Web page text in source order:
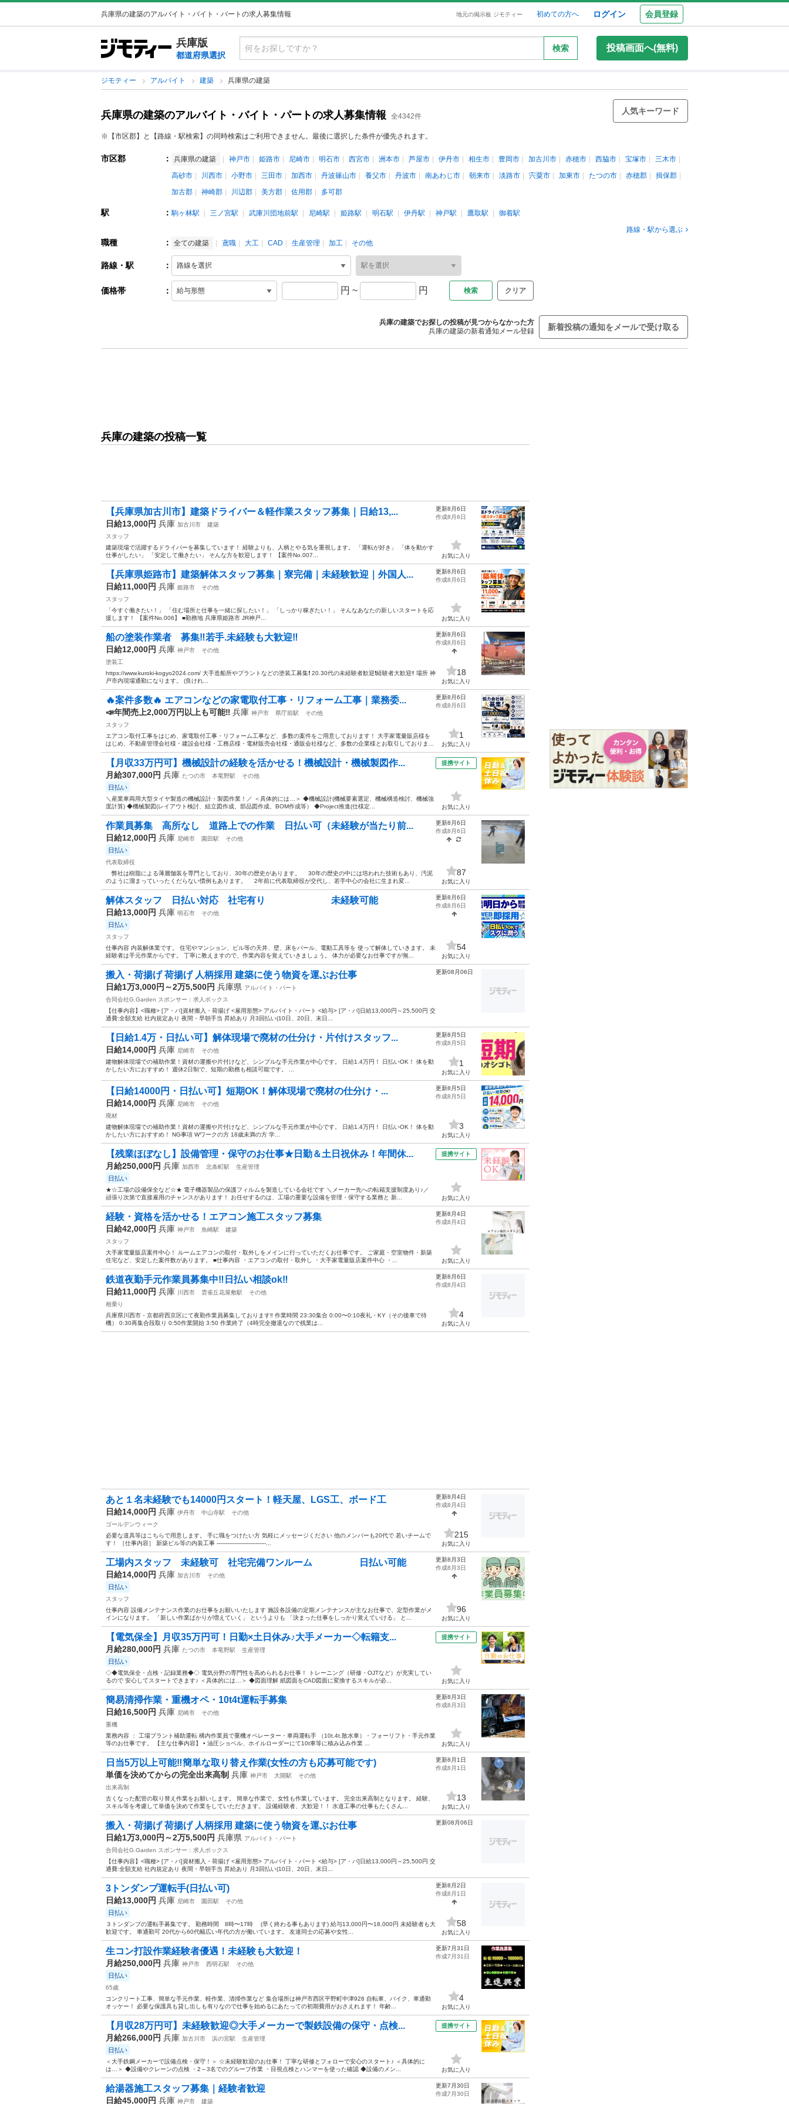
兵庫県の建築のアルバイト・バイト・パートの求人募集情報 地元の掲示板 ジモティー 初めての方へ ログイン 会員登録
兵庫版
都道府県選択
検索 投稿画面へ(無料)
ジモティー アルバイト 建築 兵庫県の建築
兵庫県の建築のアルバイト・バイト・パートの求人募集情報 全4342件
人気キーワード
※【市区郡】と【路線・駅検索】の同時検索はご利用できません。最後に選択した条件が優先されます。
市区郡 ： 兵庫県の建築 神戸市 姫路市 尼崎市 明石市 西宮市 洲本市 芦屋市 伊丹市 相生市 豊岡市 加古川市 赤穂市 西脇市 宝塚市
三木市
高砂市
川西市 小野市 三田市 加西市 丹波篠山市 養父市 丹波市 南あわじ市 朝来市 淡路市 宍粟市 加東市 たつの市 赤穂郡
揖保郡
加古郡
神崎郡 川辺郡 美方郡 佐用郡 多可郡
駅 ： 駒ヶ林駅 三ノ宮駅 武庫川団地前駅 尼崎駅 姫路駅 明石駅 伊丹駅 神戸駅 鷹取駅
御着駅
路線・駅から選ぶ
職種 ： 全ての建築 鳶職 大工 CAD 生産管理 加工 その他
路線・駅 ：
価格帯 ： 円 ~ 円 クリア
兵庫の建築でお探しの投稿が見つからなかった方
兵庫の建築の新着通知メール登録
新着投稿の通知をメールで受け取る
兵庫の建築の投稿一覧
【兵庫県加古川市】建築ドライバー＆軽作業スタッフ募集｜日給13,...
日給13,000円 兵庫 加古川市
建築
スタッフ
建築現場で活躍するドライバーを募集しています！ 経験よりも、人柄とやる気を重視します。 「運転が好き」 「体を動かす
仕事がしたい」 「安定して働きたい」 そんな方を歓迎します！ 【案件No.007...
更新8月6日
作成8月6日
お気に入り
【兵庫県姫路市】建築解体スタッフ募集｜寮完備｜未経験歓迎｜外国人...
日給11,000円 兵庫 姫路市
その他
スタッフ
「今すぐ働きたい！」 「住む場所と仕事を一緒に探したい！」 「しっかり稼ぎたい！」 そんなあなたの新しいスタートを応
援します！ 【案件No.006】 ■勤務地 兵庫県姫路市 JR神戸...
更新8月6日
作成8月6日
お気に入り
船の塗装作業者 募集‼️若手.未経験も大歓迎‼️
日給12,000円 兵庫 神戸市
その他
塗装工
https://www.kuroki-kogyo2024.com/ 大手造船所やプラントなどの塗装工募集❗️ 20.30代の未経験者歓迎❗️経験者大歓迎‼️ 場所 神
戸市内現場通勤になります。 (良けれ...
更新8月6日
作成8月6日
18
お気に入り
🔥案件多数🔥 エアコンなどの家電取付工事・リフォーム工事｜業務委...
📣年間売上2,000万円以上も可能‼️ 兵庫 神戸市 県庁前駅
その他
スタッフ
エアコン取付工事をはじめ、家電取付工事・リフォーム工事など、多数の案件をご用意しております！ 大手家電量販店様を
はじめ、不動産管理会社様・建設会社様・工務店様・電材販売会社様・通販会社様など、多数の企業様とお取引しておりま...
更新8月6日
作成8月6日
1
お気に入り
【月収33万円可】機械設計の経験を活かせる！機械設計・機械製図作...
月給307,000円 兵庫 たつの市 本竜野駅 その他
日払い
＼産業車両用大型タイヤ製造の機械設計・製図作業！／ ＜具体的には…＞ ◆機械設計(機械要素選定、機械構造検討、機械強
度計算) ◆機械製図(レイアウト検討、組立図作成、部品図作成、BOM作成等） ◆Project推進(仕様定...
提携サイト
お気に入り
作業員募集 高所なし 道路上での作業 日払い可（未経験が当たり前...
日給12,000円 兵庫 尼崎市 園田駅 その他
日払い
代表取締役
弊社は樹脂による薄層舗装を専門としており、30年の歴史があります。 30年の歴史の中には培われた技術もあり、汚泥
のように溜まっていったくだらない慣例もあります。 2年前に代表取締役が交代し、若手中心の会社に生まれ変...
更新8月6日
作成8月6日
87
お気に入り
解体スタッフ 日払い対応 社宅有り 未経験可能
日給13,000円 兵庫 明石市 その他
日払い
スタッフ
仕事内容 内装解体業です。 住宅やマンション、ビル等の天井、壁、床をバール、電動工具等を 使って解体していきます。 未
経験者は手元作業からです。 丁寧に教えますので、作業内容を覚えていきましょう。 体力が必要なお仕事ですが無...
更新8月6日
作成8月6日
54
お気に入り
搬入・荷揚げ 荷揚げ 人柄採用 建築に使う物資を運ぶお仕事
日給1万3,000円～2万5,500円 兵庫県 アルバイト・パート
合同会社G.Garden スポンサー：求人ボックス
【仕事内容】<職種> [ア・パ]資材搬入・荷揚げ <雇用形態> アルバイト・パート <給与> [ア・パ]日給13,000円～25,500円 交
通費:全額支給 社内規定あり 夜間・早朝手当 昇給あり 月3回払い(10日、20日、末日...
更新08月06日
【日給1.4万・日払い可】解体現場で廃材の仕分け・片付けスタッフ...
日給14,000円 兵庫 尼崎市
その他
建物解体現場での補助作業！資材の運搬や片付けなど、シンプルな手元作業が中心です。 日給1.4万円！ 日払いOK！ 体を動
かしたい方におすすめ！ 週休2日制で、短期の勤務も相談可能です。 ...
更新8月5日
作成8月5日
1
お気に入り
【日給14000円・日払い可】短期OK！解体現場で廃材の仕分け・...
日給14,000円 兵庫 尼崎市
その他
廃材
建物解体現場での補助作業！資材の運搬や片付けなど、シンプルな手元作業が中心です。 日給1.4万円！ 日払いOK！ 体を動
かしたい方におすすめ！ NG事項 Wワークの方 18歳未満の方 学...
更新8月5日
作成8月5日
3
お気に入り
【残業ほぼなし】設備管理・保守のお仕事★日勤＆土日祝休み！年間休...
月給250,000円 兵庫 加西市 北条町駅 生産管理
日払い
★☆工場の設備保全など☆★ 電子機器製品の保護フィルムを製造している会社です ＼メーカー先への転籍支援制度あり♪／
頑張り次第で直接雇用のチャンスがあります！ お任せするのは、工場の重要な設備を管理・保守する業務と 新...
提携サイト
お気に入り
経験・資格を活かせる！エアコン施工スタッフ募集
日給42,000円 兵庫 神戸市 魚崎駅
建築
スタッフ
大手家電量販店案件中心！ ルームエアコンの取付・取外しをメインに行っていただくお仕事です。 ご家庭・空室物件・新築
住宅など、安定した案件数があります。 ■仕事内容 ・エアコンの取付・取外し ・大手家電量販店案件中心 ・...
更新8月4日
作成8月4日
お気に入り
鉄道夜勤手元作業員募集中‼️日払い相談ok‼️
日給11,000円 兵庫 川西市 雲雀丘花屋敷駅
その他
相乗り
兵庫県川西市・京都府西京区にて夜勤作業員募集しております‼️ 作業時間 23:30集合 0:00〜0:10夜礼・KY（その後車で待
機） 0:30再集合段取り 0:50作業開始 3:50 作業終了（4時完全撤退なので残業は...
更新8月6日
作成8月4日
4
お気に入り
あと１名未経験でも14000円スタート！軽天屋、LGS工、ボード工
日給14,000円 兵庫 伊丹市 中山寺駅
その他
ゴールデンウィーク
必要な道具等はこちらで用意します。 手に職をつけたい方 気軽にメッセージください 他のメンバーも20代で 若いチームで
す！ ［仕事内容］ 新築ビル等の内装工事 ----------------------------...
更新8月4日
作成8月4日
215
お気に入り
工場内スタッフ 未経験可 社宅完備ワンルーム 日払い可能
日給14,000円 兵庫 加古川市 その他
日払い
スタッフ
仕事内容 設備メンテナンス作業のお仕事をお願いいたします 施設各設備の定期メンテナンスが主なお仕事で、定型作業がメ
インになります。 「新しい作業ばかりが増えていく」 というよりも 「決まった仕事をしっかり覚えていける」 と...
更新8月3日
作成8月3日
96
お気に入り
【電気保全】月収35万円可！日勤×土日休み♪大手メーカー◇転籍支...
月給280,000円 兵庫 たつの市 本竜野駅 生産管理
日払い
◇◆電気保全・点検・記録業務◆◇ 電気分野の専門性を高められるお仕事！ トレーニング（研修・OJTなど）が充実してい
るので 安心してスタートできます♪ ＜具体的には…＞ ◆図面理解 紙図面をCAD図面に変換するスキルが必...
提携サイト
お気に入り
簡易清掃作業・重機オペ・10t4t運転手募集
日給16,500円 兵庫 尼崎市
その他
重機
業務内容 ： 工場プラント補助運転 構内作業員で重機オペレーター・車両運転手 （10t.4t.散水車）・フォーリフト・手元作業
等のお仕事です。 【主な仕事内容】 • 油圧ショベル、ホイルローダーにて10t車等に積み込み作業 ...
更新8月3日
作成8月3日
お気に入り
日当5万以上可能‼️簡単な取り替え作業(女性の方も応募可能です)
単価を決めてからの完全出来高制 兵庫 神戸市 大開駅
その他
出来高制
古くなった配管の取り替え作業をお願いします。 簡単な作業で、女性も作業しています。 完全出来高制となります。 経験、
スキル等を考慮して単価を決めて作業をしていただきます。 設備経験者、大歓迎！！ 水道工事の仕事もたくさん...
更新8月1日
作成8月1日
13
お気に入り
搬入・荷揚げ 荷揚げ 人柄採用 建築に使う物資を運ぶお仕事
日給1万3,000円～2万5,500円 兵庫県 アルバイト・パート
合同会社G.Garden スポンサー：求人ボックス
【仕事内容】<職種> [ア・パ]資材搬入・荷揚げ <雇用形態> アルバイト・パート <給与> [ア・パ]日給13,000円～25,500円 交
通費:全額支給 社内規定あり 夜間・早朝手当 昇給あり 月3回払い(10日、20日、末日...
更新08月06日
3トンダンプ運転手(日払い可)
日給13,000円 兵庫 尼崎市 園田駅 その他
日払い
３トンダンプの運転手募集です。 勤務時間 8時〜17時 (早く終わる事もあります) 給与13,000円〜18,000円 未経験者も大
歓迎です。 車通勤可 20代から60代幅広い年代の方が働いています。 友達同士の応募や女性...
更新8月2日
作成8月1日
58
お気に入り
生コン打設作業経験者優遇！未経験も大歓迎！
月給250,000円 兵庫 神戸市 西明石駅 その他
日払い
65歳
コンクリート工事、簡単な手元作業、軽作業、清掃作業など 集合場所は神戸市西区平野町中津928 自転車、バイク、車通勤
オッケー！ 必要な保護具も貸し出しも有りなので仕事を始めるにあたっての初期費用がおさえれます！ 年齢...
更新7月31日
作成7月31日
4
お気に入り
【月収28万円可】未経験歓迎◎大手メーカーで製鉄設備の保守・点検...
月給266,000円 兵庫 加古川市 浜の宮駅 生産管理
日払い
＜大手鉄鋼メーカーで設備点検・保守！＞ ☆未経験歓迎のお仕事！ 丁寧な研修とフォローで安心のスタート♪ ＜具体的に
は…＞ ◆設備やクレーンの点検 ・2～3名でのグループ作業 ・目視点検とハンマーを使った確認 ◆設備のメン...
提携サイト
お気に入り
給湯器施工スタッフ募集｜経験者歓迎
日給45,000円 兵庫 神戸市 建築
更新7月30日
作成7月30日